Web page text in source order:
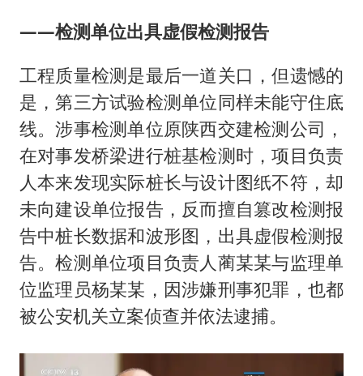
——检测单位出具虚假检测报告
工程质量检测是最后一道关口，但遗憾的
是，第三方试验检测单位同样未能守住底
线。涉事检测单位原陕西交建检测公司，
在对事发桥梁进行桩基检测时，项目负责
人本来发现实际桩长与设计图纸不符，却
未向建设单位报告，反而擅自篡改检测报
告中桩长数据和波形图，出具虚假检测报
告。检测单位项目负责人蔺某某与监理单
位监理员杨某某，因涉嫌刑事犯罪，也都
被公安机关立案侦查并依法逮捕。